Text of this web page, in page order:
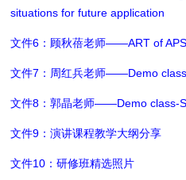
situations for future application
文件6：顾秋蓓老师——ART of
文件7：周红兵老师——Demo
文件8：郭晶老师——Demo class-
文件9：演讲课程教学大纲分享
文件10：研修班精选照片